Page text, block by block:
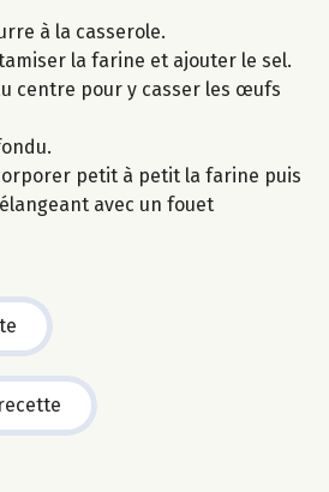
à la casserole.
la farine et ajouter le sel.
centre pour y casser les œufs
petit à petit la farine puis
avec un fouet